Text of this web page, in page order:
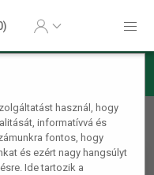
használ, hogy
informatívvá és
fontos, hogy
és ezért nagy hangsúlyt
Ide tartozik a
LSH Heavy Box Álló